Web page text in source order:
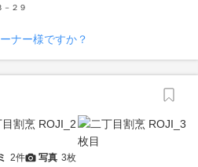
－２９
ナー様ですか？
2件 写真 3枚